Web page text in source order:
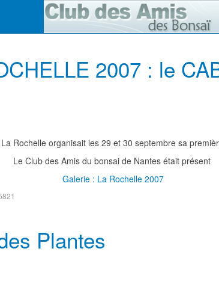
2007 : le
Rochelle organisait les 29 et 30 septembre sa
Le Club des Amis du bonsai de Nantes était présent
Galerie : La Rochelle 2007
Plantes